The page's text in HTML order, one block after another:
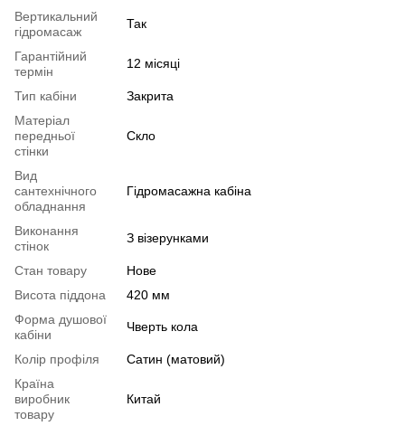
Вертикальний
гідромасаж
Так
Гарантійний
термін
12 місяці
Тип кабіни
Закрита
Матеріал
передньої
стінки
Скло
Вид
сантехнічного
обладнання
Гідромасажна кабіна
Виконання
стінок
З візерунками
Стан товару
Нове
Висота піддона
420 мм
Форма душової
кабіни
Чверть кола
Колір профіля
Сатин (матовий)
Країна
виробник
товару
Китай